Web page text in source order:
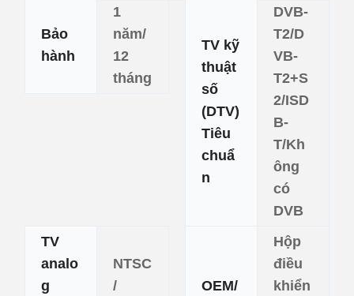
Bảo
hành
1
năm/
12
tháng
TV kỹ
thuật
số
(DTV)
Tiêu
chuẩ
n
DVB-
T2/D
VB-
T2+S
2/ISD
B-
T/Kh
ông
có
DVB
TV
analo
g
NTSC
/
OEM/
Hộp
điều
khiển